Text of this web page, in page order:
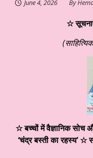
June 4, 2026 By
☆
☆बच्चों में वैज्ञानिक सोच
‘चंद्र बस्ती का रहस्य’ ☆